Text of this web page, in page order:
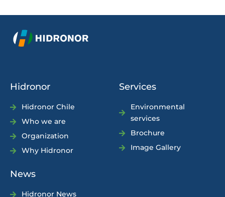
Hidronor
Hidronor Chile
Who we are
Organization
Why Hidronor
Services
Environmental
services
Brochure
Image Gallery
News
Hidronor News